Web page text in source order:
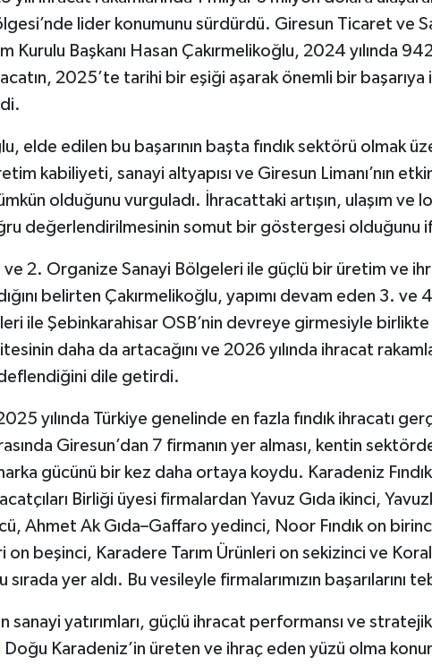
lider konumunu sürdürdü. Giresun Ticaret ve
Kurulu Başkanı Hasan Çakırmelikoğlu, 2024 yılında
2025’te tarihi bir eşiği aşarak önemli bir başarıya
elde edilen bu başarının başta fındık sektörü olmak
kabiliyeti, sanayi altyapısı ve Giresun Limanı’nın etkin
olduğunu vurguladı. İhracattaki artışın, ulaşım ve
değerlendirilmesinin somut bir göstergesi olduğunu
ve 2. Organize Sanayi Bölgeleri ile güçlü bir üretim ve
belirten Çakırmelikoğlu, yapımı devam eden 3. ve
ile Şebinkarahisar OSB’nin devreye girmesiyle
daha da artacağını ve 2026 yılında ihracat
dile getirdi.
yılında Türkiye genelinde en fazla fındık ihracatı
Giresun’dan 7 firmanın yer alması, kentin
marka gücünü bir kez daha ortaya koydu. Karadeniz
Birliği üyesi firmalardan Yavuz Gıda ikinci,
Ahmet Ak Gıda–Gaffaro yedinci, Noor Fındık on
on beşinci, Karadere Tarım Ürünleri on sekizinci ve
sırada yer aldı. Bu vesileyle firmalarımızın başarılarını
sanayi yatırımları, güçlü ihracat performansı ve
Doğu Karadeniz’in üreten ve ihraç eden yüzü olma